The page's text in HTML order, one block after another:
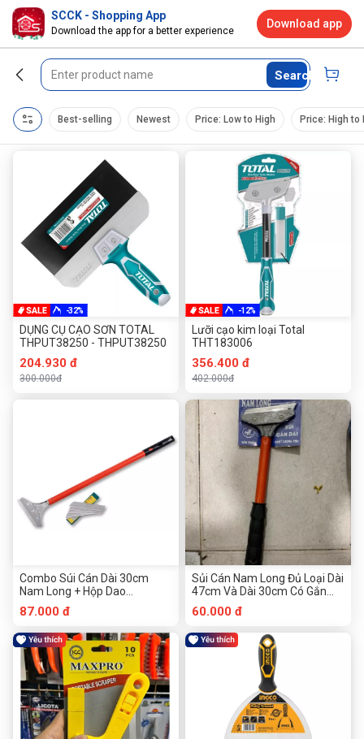
Search
Best-selling Newest Price: Low to High Price: High to
-32%
DỤNG CỤ CẠO SƠN TOTAL
THPUT38250 - THPUT38250
204.930 đ
300.000đ
Combo Súi Cán Dài 30cm
Nam Long + Hộp Dao
Berrylion 10 Lưỡi (Chính
Hãng)
87.000 đ
-12%
Lưỡi cạo kim loại Total
THT183006
356.400 đ
402.000đ
Sủi Cán Nam Long Đủ Loại Dài
47cm Và Dài 30cm Có Gắn
Lưỡi Dao Sẵn (Chính Hãng)
60.000 đ
SCCK - Shopping App
Download the app for a better experience
Download app